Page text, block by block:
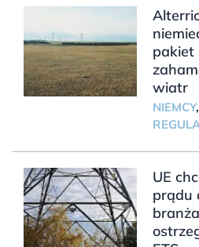
pakiet
wiatr
NIEMCY,
UE
prądu